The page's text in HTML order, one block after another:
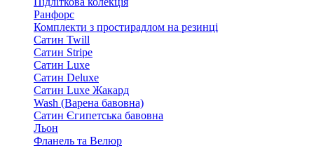
Ранфорс
Комплекти з простирадлом на резинці
Сатин Twill
Сатин Stripe
Сатин Luxe
Сатин Deluxe
Сатин Luxe Жакард
Wash (Варена бавовна)
Сатин Єгипетська бавовна
Льон
Фланель та Велюр